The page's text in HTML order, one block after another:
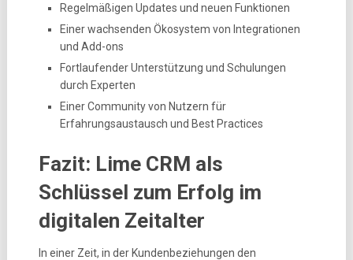
Regelmäßigen Updates und neuen Funktionen
Einer wachsenden Ökosystem von Integrationen
und Add-ons
Fortlaufender Unterstützung und Schulungen
durch Experten
Einer Community von Nutzern für
Erfahrungsaustausch und Best Practices
Fazit: Lime CRM als
Schlüssel zum Erfolg im
digitalen Zeitalter
In einer Zeit, in der Kundenbeziehungen den